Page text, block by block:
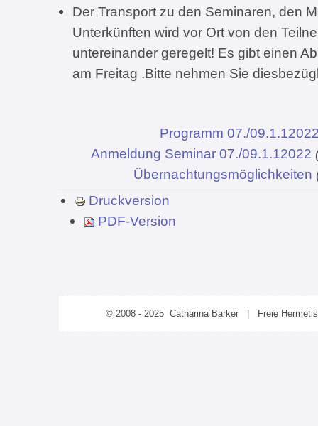
Der Transport zu den Seminaren, den
Unterkünften wird vor Ort von den
untereinander geregelt! Es gibt einen
am Freitag .Bitte nehmen Sie
Programm 07./
Anmeldung Seminar 07./09.1.12022
Übernachtungsmöglichkeiten
Druckversion
PDF-Version
© 2008 - 2025 Catharina Barker | Freie